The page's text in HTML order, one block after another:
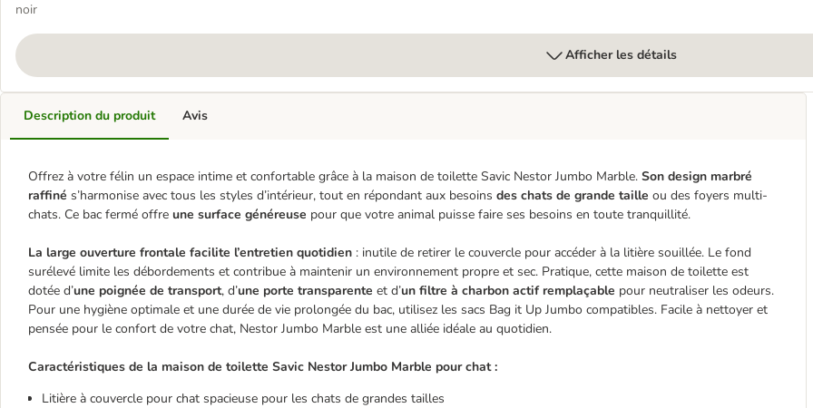
noir
Afficher les détails
Description du produit
Offrez à votre félin un espace intime et confortable grâce à la maison de toilette Savic Nestor Jumbo Marble. Son design marbré
raffiné s’harmonise avec tous les styles d’intérieur, tout en répondant aux besoins des chats de grande taille ou des foyers multi-
chats. Ce bac fermé offre une surface généreuse pour que votre animal puisse faire ses besoins en toute tranquillité.
La large ouverture frontale facilite l’entretien quotidien : inutile de retirer le couvercle pour accéder à la litière souillée. Le fond
surélevé limite les débordements et contribue à maintenir un environnement propre et sec. Pratique, cette maison de toilette est
dotée d’une poignée de transport, d’une porte transparente et d’un filtre à charbon actif remplaçable pour neutraliser les odeurs.
Pour une hygiène optimale et une durée de vie prolongée du bac, utilisez les sacs Bag it Up Jumbo compatibles. Facile à nettoyer et
pensée pour le confort de votre chat, Nestor Jumbo Marble est une alliée idéale au quotidien.
Caractéristiques de la maison de toilette Savic Nestor Jumbo Marble pour chat :
Litière à couvercle pour chat spacieuse pour les chats de grandes tailles
Avis